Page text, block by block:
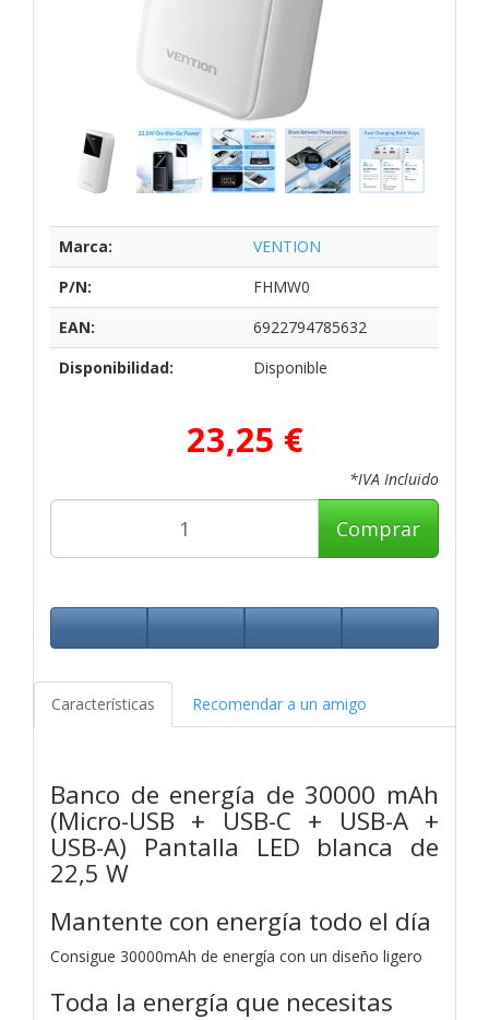
Marca:
VENTION
P/N:
FHMW0
EAN:
6922794785632
Disponibilidad:
Disponible
23,25 €
*IVA Incluido
Comprar
Características Recomendar a un amigo
Banco de energía de 30000 mAh
(Micro-USB + USB-C + USB-A +
USB-A) Pantalla LED blanca de
22,5 W
Mantente con energía todo el día
Consigue 30000mAh de energía con un diseño ligero
Toda la energía que necesitas